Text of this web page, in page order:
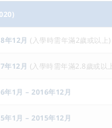
年12月 (入學時需年滿2歲或以上)
年12月 (入學時需年滿2.8歲或以上
年1月 – 2016年12月
年1月 – 2015年12月